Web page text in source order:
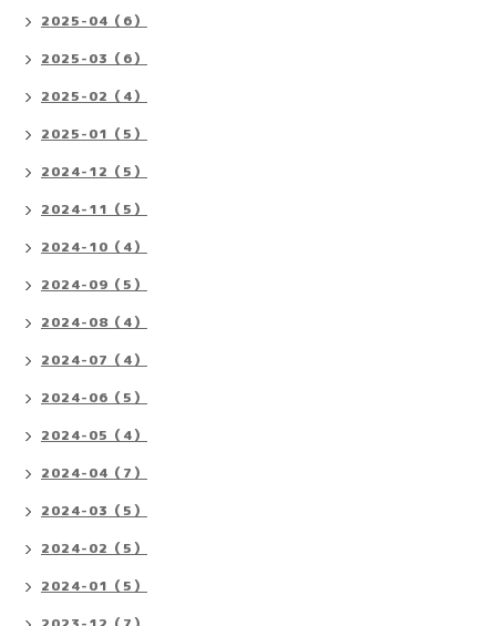
2025-04（6）
2025-03（6）
2025-02（4）
2025-01（5）
2024-12（5）
2024-11（5）
2024-10（4）
2024-09（5）
2024-08（4）
2024-07（4）
2024-06（5）
2024-05（4）
2024-04（7）
2024-03（5）
2024-02（5）
2024-01（5）